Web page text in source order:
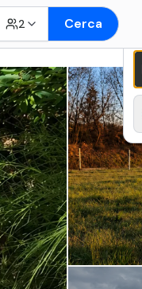
2 Cerca